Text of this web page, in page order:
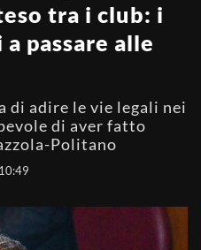
tra i club: i
passare alle
di adire le vie legali nei
di aver fatto
Politano